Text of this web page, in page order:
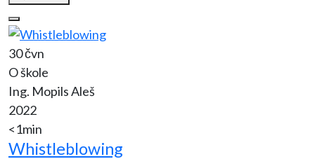
30 čvn
O škole
Ing. Mopils Aleš
2022
<1min
Whistleblowing